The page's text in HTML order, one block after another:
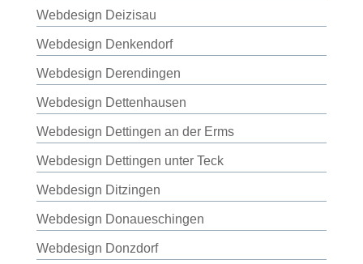
Webdesign Deizisau
Webdesign Denkendorf
Webdesign Derendingen
Webdesign Dettenhausen
Webdesign Dettingen an der Erms
Webdesign Dettingen unter Teck
Webdesign Ditzingen
Webdesign Donaueschingen
Webdesign Donzdorf